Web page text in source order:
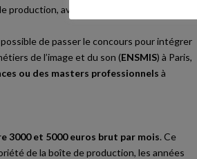
production, avant d’obtenir éventuellement
de passer le concours pour intégrer
de l’image et du son (ENSMIS) à Paris,
ou des masters professionnels à
3000 et 5000 euros brut par mois. Ce
de la boîte de production, les années